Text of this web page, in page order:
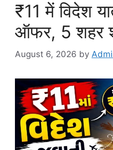
₹11 में विदेश
ऑफर, 5 शहर
August 6, 2026 by